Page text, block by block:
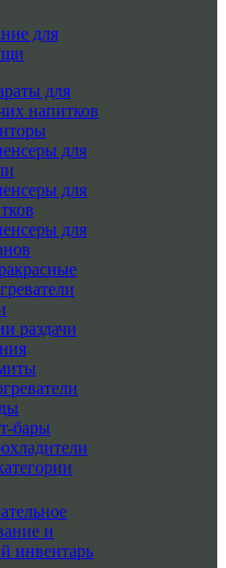
для
для
напитков
для
для
для
раздачи
бары
и
инвентарь